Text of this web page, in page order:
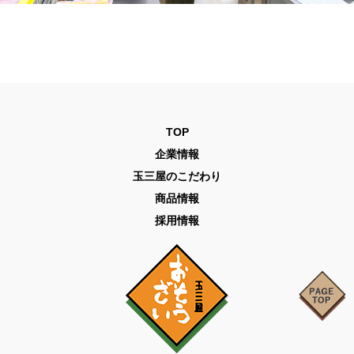
TOP
企業情報
玉三屋のこだわり
商品情報
採用情報